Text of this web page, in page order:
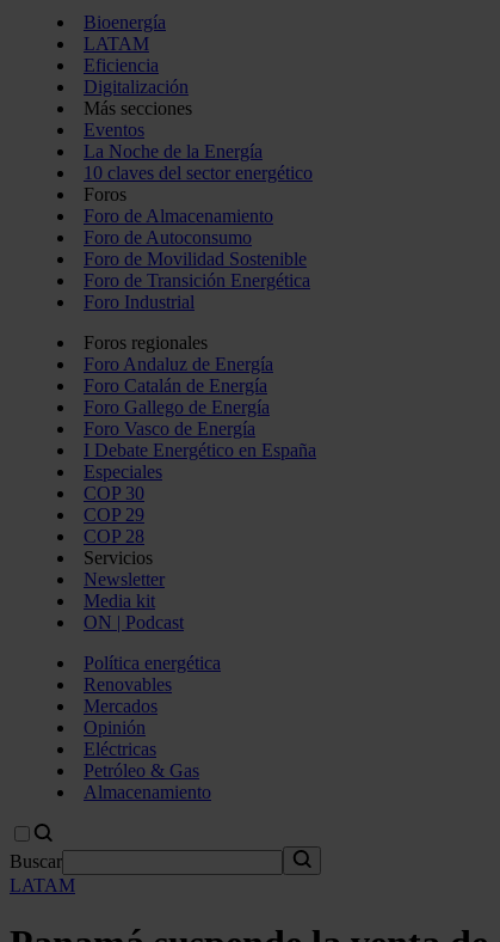
Bioenergía
LATAM
Eficiencia
Digitalización
Más secciones
Eventos
La Noche de la Energía
10 claves del sector energético
Foros
Foro de Almacenamiento
Foro de Autoconsumo
Foro de Movilidad Sostenible
Foro de Transición Energética
Foro Industrial
Foros regionales
Foro Andaluz de Energía
Foro Catalán de Energía
Foro Gallego de Energía
Foro Vasco de Energía
I Debate Energético en España
Especiales
COP 30
COP 29
COP 28
Servicios
Newsletter
Media kit
ON | Podcast
Política energética
Renovables
Mercados
Opinión
Eléctricas
Petróleo & Gas
Almacenamiento
Buscar
LATAM